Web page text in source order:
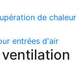
de chaleur
entrées d'air